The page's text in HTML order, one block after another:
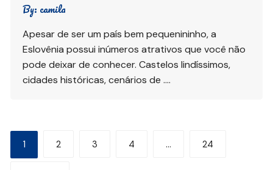
By: camila
Apesar de ser um país bem pequenininho, a
Eslovênia possui inúmeros atrativos que você não
pode deixar de conhecer. Castelos lindíssimos,
cidades históricas, cenários de ….
Navegação
1 2 3 4 … 24